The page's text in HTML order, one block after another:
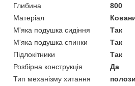
Глибина
800
Матеріал
М'яка подушка сидіння
Так
М'яка подушка спинки
Так
Підлокітники
Так
Розбірна конструкція
Да
Тип механізму хитання
полози